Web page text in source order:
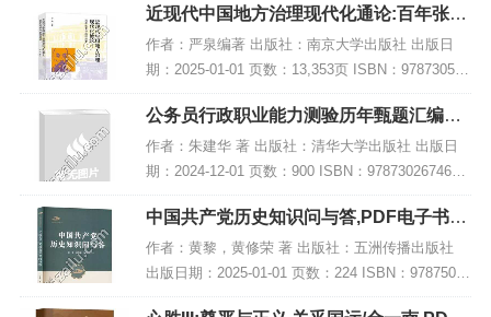
内容简...
近现代中国地方治理现代化通论:百年张謇
与路径探索,PDF下载
作者：严泉编著 出版社：南京大学出版社 出版日
期：2025-01-01 页数：13,353页 ISBN：978730528
1747 电子书大小：238MB [高清扫描版PDF格式] 内
容简介...
公务员行政职业能力测验历年甄题汇编及
参考答案解析,PDF下载
作者：朱建华 著 出版社：清华大学出版社 出版日
期：2024-12-01 页数：900 ISBN：9787302674665
电子书大小：225MB [高清扫描版PDF格式] 内容简
介 《公...
中国共产党历史知识问与答,PDF电子书下
载,网盘资源
作者：黄黎，黄修荣 著 出版社：五洲传播出版社
出版日期：2025-01-01 页数：224 ISBN：97875085
42683 电子书大小：263MB [高清扫描版PDF格式]